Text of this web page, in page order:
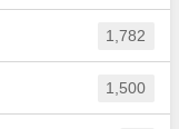
1,782
1,500